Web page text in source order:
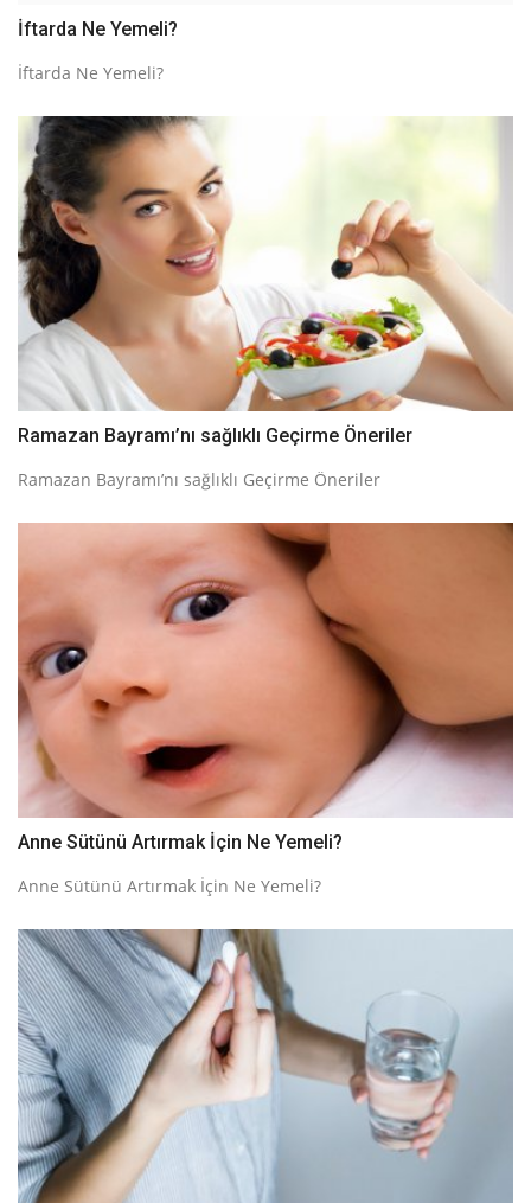
İftarda Ne Yemeli?
İftarda Ne Yemeli?
Ramazan Bayramı’nı sağlıklı Geçirme Öneriler
Ramazan Bayramı’nı sağlıklı Geçirme Öneriler
Anne Sütünü Artırmak İçin Ne Yemeli?
Anne Sütünü Artırmak İçin Ne Yemeli?